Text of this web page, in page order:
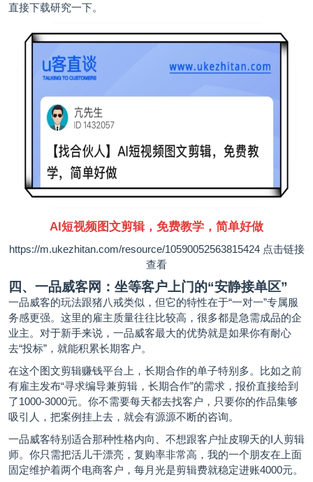
直接下载研究一下。
AI短视频图文剪辑，免费教学，简单好做
https://m.ukezhitan.com/resource/10590052563815424点击链接
查看
四、一品威客网：坐等客户上门的“安静接单区”
一品威客的玩法跟猪八戒类似，但它的特性在于“一对一”专属服
务感更强。这里的雇主质量往往比较高，很多都是急需成品的企
业主。对于新手来说，一品威客最大的优势就是如果你有耐心
去“投标”，就能积累长期客户。
在这个图文剪辑赚钱平台上，长期合作的单子特别多。比如之前
有雇主发布“寻求编导兼剪辑，长期合作”的需求，报价直接给到
了1000-3000元。你不需要每天都去找客户，只要你的作品集够
吸引人，把案例挂上去，就会有源源不断的咨询。
一品威客特别适合那种性格内向、不想跟客户扯皮聊天的I人剪辑
师。你只需把活儿干漂亮，复购率非常高，我的一个朋友在上面
固定维护着两个电商客户，每月光是剪辑费就稳定进账4000元。